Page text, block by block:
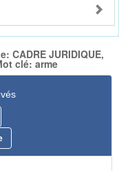
CADRE JURIDIQUE,
clé: arme